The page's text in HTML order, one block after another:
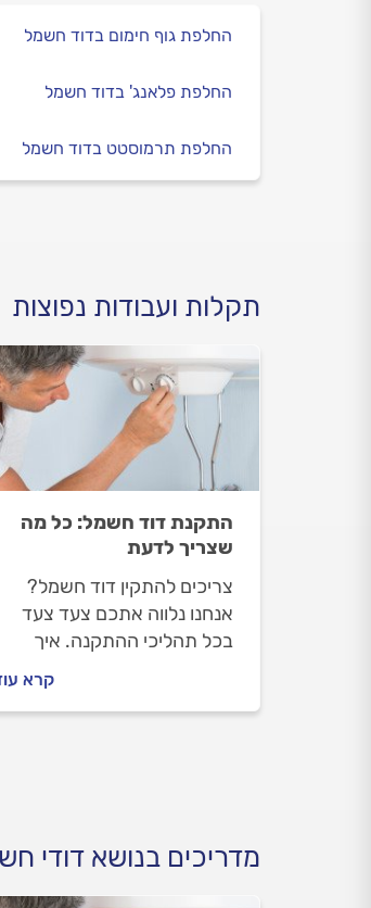
החלפת גוף חימום בדוד חשמל
החלפת פלאנג' בדוד חשמל
החלפת תרמוסטט בדוד חשמל
תקלות ועבודות נפוצות
התקנת דוד חשמל: כל מה
שצריך לדעת
צריכים להתקין דוד חשמל?
אנחנו נלווה אתכם צעד צעד
בכל תהליכי ההתקנה. איך
לפני העבודה ובמהלכה וכמה
עולה התקנת דוד חשמל? כל
קרא
מדריכים בנושא דודי